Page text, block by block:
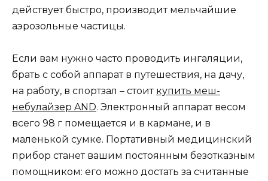
действует быстро, производит мельчайшие
аэрозольные частицы.
Если вам нужно часто проводить ингаляции,
брать с собой аппарат в путешествия, на дачу,
на работу, в спортзал – стоит купить меш-
небулайзер AND. Электронный аппарат весом
всего 98 г помещается и в кармане, и в
маленькой сумке. Портативный медицинский
прибор станет вашим постоянным безотказным
помощником: его можно достать за считанные